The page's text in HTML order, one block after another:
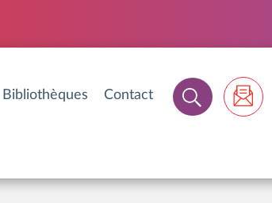
Bibliothèques Contact